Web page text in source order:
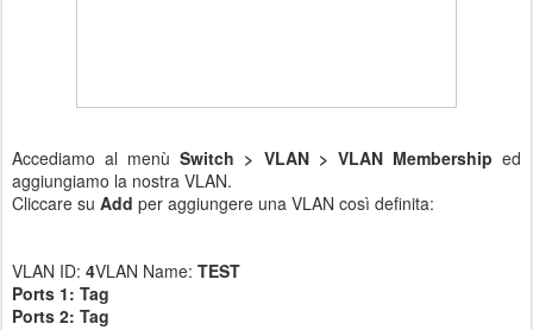
Accediamo al menùSwitch > VLAN > VLAN Membership ed
aggiungiamo la nostra VLAN.
Cliccare su Add per aggiungere una VLAN così definita:
VLAN ID: 4VLAN Name: TEST
Ports 1: Tag
Ports 2: Tag